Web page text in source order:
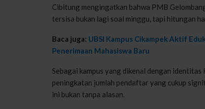
Cibitung mengingatkan bahwa PMB
tersisa bukan lagi soal minggu, tapi hitungan
Baca juga: UBSI Kampus Cikampek Aktif
Penerimaan Mahasiswa Baru
Sebagai kampus yang dikenal dengan
peningkatan jumlah pendaftar yang cukup
ini bukan tanpa alasan.